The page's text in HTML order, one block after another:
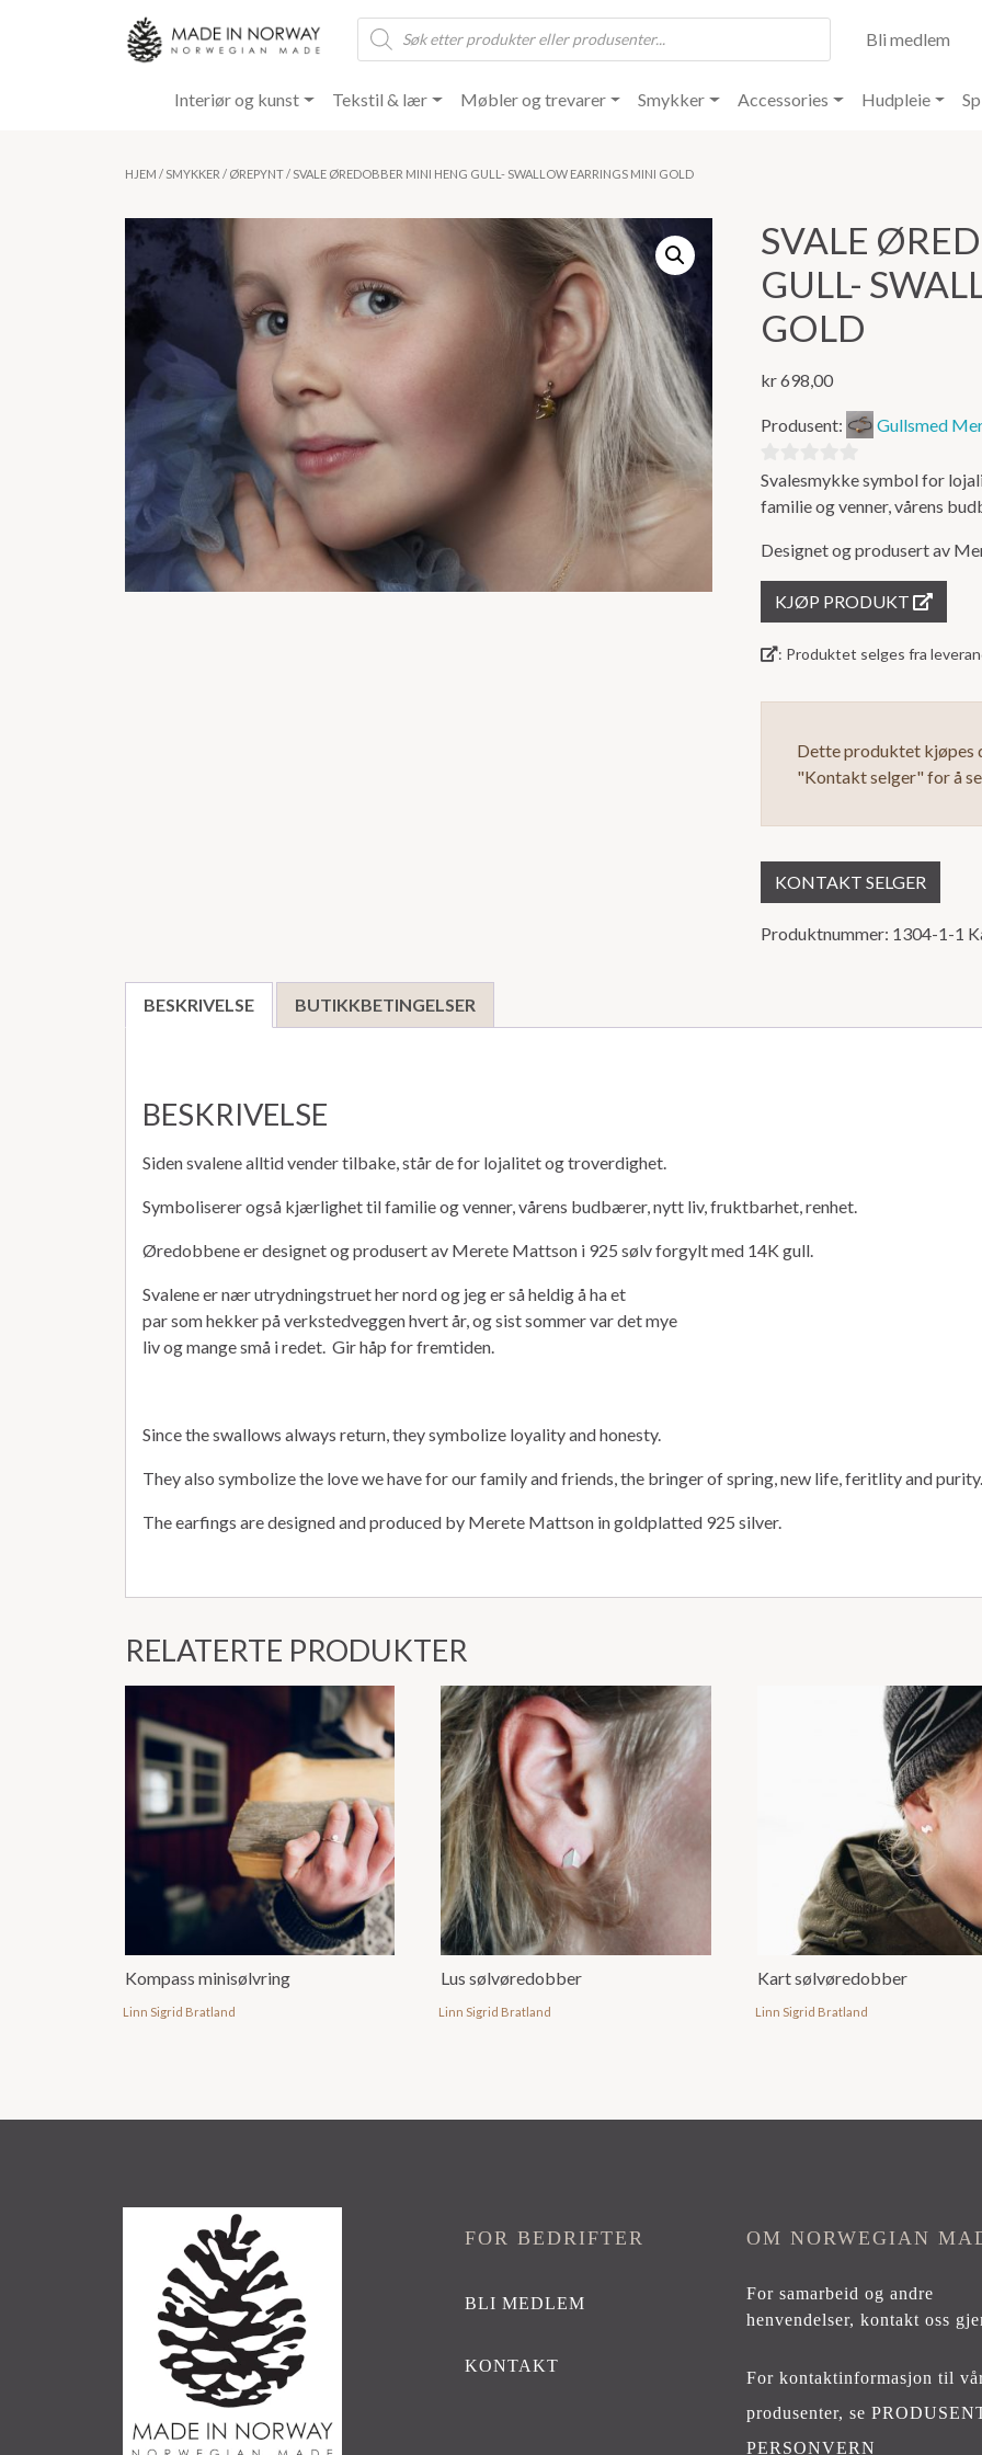
Products
search
Bli medlem
Interiør og kunst Tekstil & lær Møbler og trevarer Smykker Accessories Hudpleie
HJEM / SMYKKER / ØREPYNT/ SVALE ØREDOBBER MINI HENG GULL- SWALLOW EARRINGS MINI GOLD
SVALE
GULL-
GOLD
kr698,00
Produsent: Gullsmed
0
ut
5
Svalesmykke symbol for
familie og venner, vårens
Designet og produsert av
KJØP PRODUKT
: Produktet selges fra
Dette produktet kjøpes
"Kontakt selger" for å
KONTAKT SELGER
Produktnummer: 1304-1-1
BESKRIVELSE BUTIKKBETINGELSER
BESKRIVELSE
Siden svalene alltid vender tilbake, står de for lojalitet og troverdighet.
Symboliserer også kjærlighet til familie og venner, vårens budbærer, nytt liv, fruktbarhet, renhet.
Øredobbene er designet og produsert av Merete Mattson i 925 sølv forgylt med 14K gull.
Svalene er nær utrydningstruet her nord og jeg er så heldig å ha et
par som hekker på verkstedveggen hvert år, og sist sommer var det mye
liv og mange små i redet. Gir håp for fremtiden.
Since the swallows always return, they symbolize loyality and honesty.
They also symbolize the love we have for our family and friends, the bringer of spring, new life, feritlity and purity.
The earfings are designed and produced by Merete Mattson in goldplatted 925 silver.
RELATERTE PRODUKTER
Kompass minisølvring
Linn Sigrid Bratland
Lus sølvøredobber
Linn Sigrid Bratland
Kart sølvøredobber
Linn Sigrid Bratland
FOR BEDRIFTER
BLI MEDLEM
KONTAKT
OM NORWEGIAN
For samarbeid og andre
henvendelser,kontakt oss
For kontaktinformasjon til
produsenter, se
PERSONVERN